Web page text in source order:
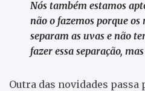
Nós também estamos
não o fazemos porque
separam as uvas e não
fazer essa separação,
Outra das novidades passa